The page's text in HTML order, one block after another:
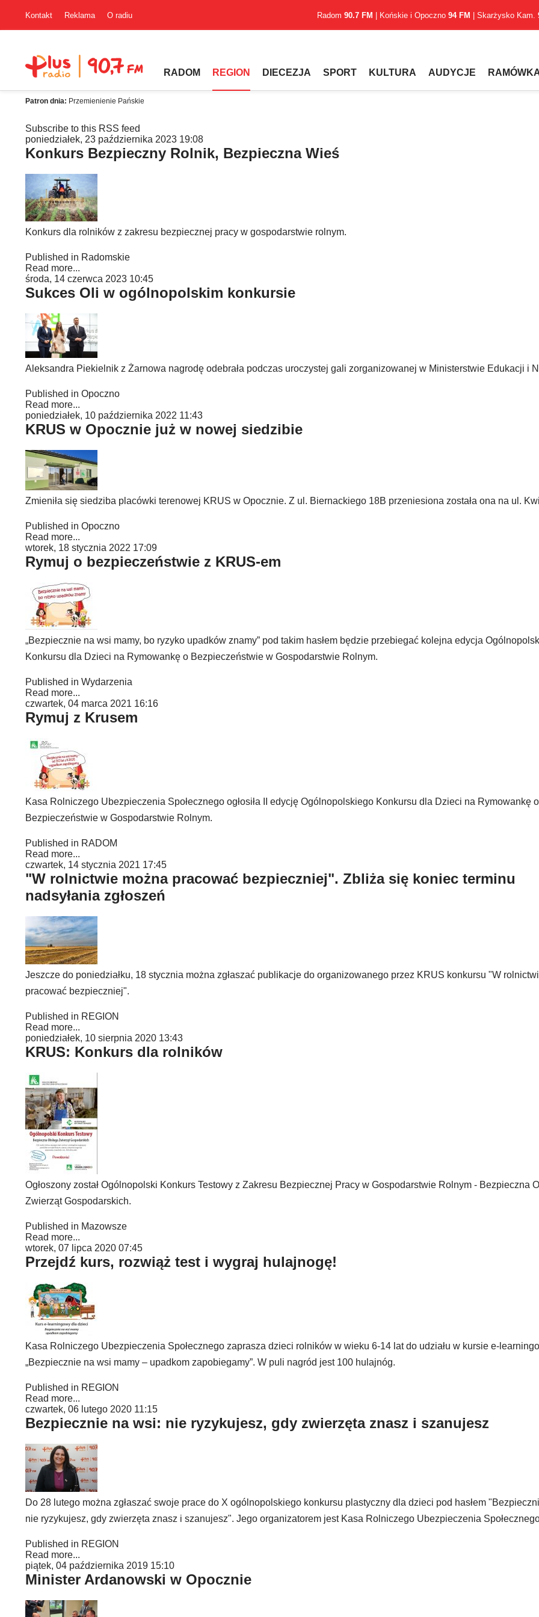
Kontakt Reklama O radiu Radom 90.7 FM | Końskie i Opoczno 94 FM | Skarżysko Kam.
RADOM REGION DIECEZJA SPORT KULTURA AUDYCJE
Patron dnia: Przemienienie Pańskie
Subscribe to this RSS feed
poniedziałek, 23 października 2023 19:08
Konkurs Bezpieczny Rolnik, Bezpieczna Wieś
Konkurs dla rolników z zakresu bezpiecznej pracy w gospodarstwie rolnym.
Published in Radomskie
Read more...
środa, 14 czerwca 2023 10:45
Sukces Oli w ogólnopolskim konkursie
Aleksandra Piekielnik z Żarnowa nagrodę odebrała podczas uroczystej gali zorganizowanej w Ministerstwie Edukacji i
Published in Opoczno
Read more...
poniedziałek, 10 października 2022 11:43
KRUS w Opocznie już w nowej siedzibie
Zmieniła się siedziba placówki terenowej KRUS w Opocznie. Z ul. Biernackiego 18B przeniesiona została ona na ul.
Published in Opoczno
Read more...
wtorek, 18 stycznia 2022 17:09
Rymuj o bezpieczeństwie z KRUS-em
„Bezpiecznie na wsi mamy, bo ryzyko upadków znamy” pod takim hasłem będzie przebiegać kolejna edycja
Konkursu dla Dzieci na Rymowankę o Bezpieczeństwie w Gospodarstwie Rolnym.
Published in Wydarzenia
Read more...
czwartek, 04 marca 2021 16:16
Rymuj z Krusem
Kasa Rolniczego Ubezpieczenia Społecznego ogłosiła II edycję Ogólnopolskiego Konkursu dla Dzieci na Rymowankę o
Bezpieczeństwie w Gospodarstwie Rolnym.
Published in RADOM
Read more...
czwartek, 14 stycznia 2021 17:45
"W rolnictwie można pracować bezpieczniej". Zbliża się koniec terminu
nadsyłania zgłoszeń
Jeszcze do poniedziałku, 18 stycznia można zgłaszać publikacje do organizowanego przez KRUS konkursu "W
pracować bezpieczniej".
Published in REGION
Read more...
poniedziałek, 10 sierpnia 2020 13:43
KRUS: Konkurs dla rolników
Ogłoszony został Ogólnopolski Konkurs Testowy z Zakresu Bezpiecznej Pracy w Gospodarstwie Rolnym - Bezpieczna
Zwierząt Gospodarskich.
Published in Mazowsze
Read more...
wtorek, 07 lipca 2020 07:45
Przejdź kurs, rozwiąż test i wygraj hulajnogę!
Kasa Rolniczego Ubezpieczenia Społecznego zaprasza dzieci rolników w wieku 6-14 lat do udziału w kursie e-
„Bezpiecznie na wsi mamy – upadkom zapobiegamy”. W puli nagród jest 100 hulajnóg.
Published in REGION
Read more...
czwartek, 06 lutego 2020 11:15
Bezpiecznie na wsi: nie ryzykujesz, gdy zwierzęta znasz i szanujesz
Do 28 lutego można zgłaszać swoje prace do X ogólnopolskiego konkursu plastyczny dla dzieci pod hasłem
nie ryzykujesz, gdy zwierzęta znasz i szanujesz". Jego organizatorem jest Kasa Rolniczego Ubezpieczenia
Published in REGION
Read more...
piątek, 04 października 2019 15:10
Minister Ardanowski w Opocznie